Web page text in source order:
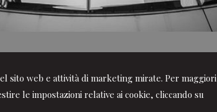
sito web e attività di marketing mirate. Per maggiori
le impostazioni relative ai cookie, cliccando su